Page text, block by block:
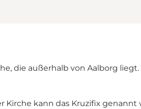
die außerhalb von Aalborg
Kirche kann das Kruzifix